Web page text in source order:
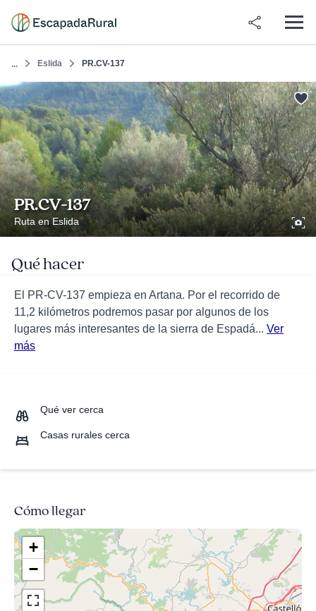
... Eslida PR.CV-137
PR.CV-137
Ruta en Eslida
Qué hacer
El PR-CV-137 empieza en Artana. Por el recorrido de
11,2 kilómetros podremos pasar por algunos de los
lugares más interesantes de la sierra de Espadá... Ver
más
Qué ver cerca
Casas rurales cerca
Cómo llegar
+
−